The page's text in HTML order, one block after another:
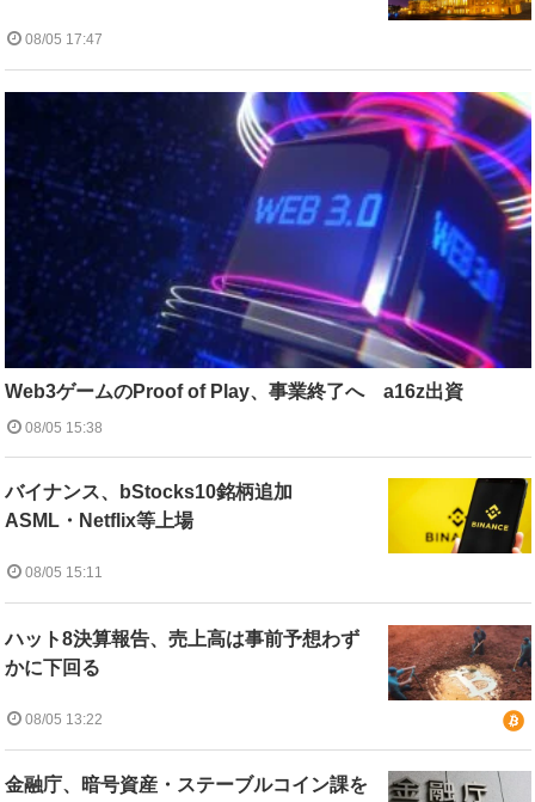
08/05 17:47
Web3ゲームのProof of Play、事業終了へ a16z出資
08/05 15:38
バイナンス、bStocks10銘柄追加
ASML・Netflix等上場
08/05 15:11
ハット8決算報告、売上高は事前予想わず
かに下回る
08/05 13:22
金融庁、暗号資産・ステーブルコイン課を